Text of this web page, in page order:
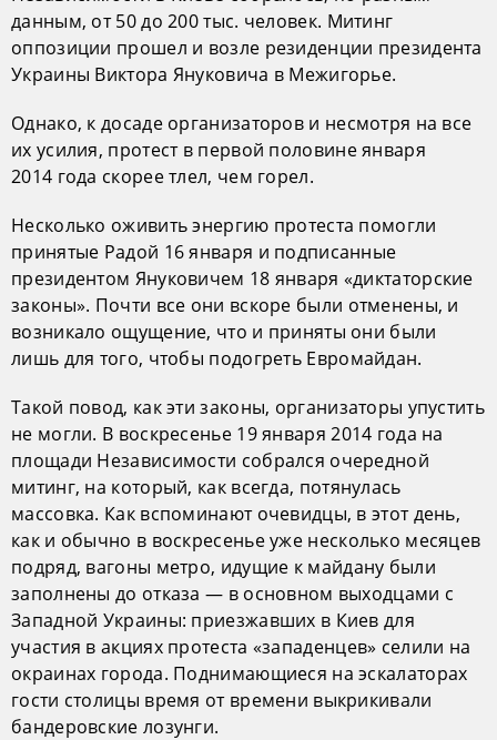
данным, от 50 до 200 тыс. человек. Митинг
оппозиции прошел и возле резиденции президента
Украины Виктора Януковича в Межигорье.
Однако, к досаде организаторов и несмотря на все
их усилия, протест в первой половине января
2014 года скорее тлел, чем горел.
Несколько оживить энергию протеста помогли
принятые Радой 16 января и подписанные
президентом Януковичем 18 января «диктаторские
законы». Почти все они вскоре были отменены, и
возникало ощущение, что и приняты они были
лишь для того, чтобы подогреть Евромайдан.
Такой повод, как эти законы, организаторы упустить
не могли. В воскресенье 19 января 2014 года на
площади Независимости собрался очередной
митинг, на который, как всегда, потянулась
массовка. Как вспоминают очевидцы, в этот день,
как и обычно в воскресенье уже несколько месяцев
подряд, вагоны метро, идущие к майдану были
заполнены до отказа — в основном выходцами с
Западной Украины: приезжавших в Киев для
участия в акциях протеста «западенцев» селили на
окраинах города. Поднимающиеся на эскалаторах
гости столицы время от времени выкрикивали
бандеровские лозунги.